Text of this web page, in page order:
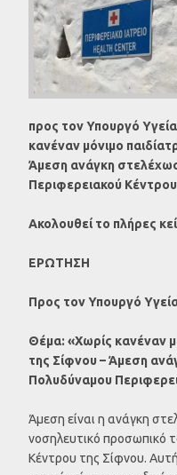
προς τον Υπουργό
κανέναν μόνιμο
Άμεση ανάγκη
Περιφερειακού
Ακολουθεί το πλήρες
ΕΡΩΤΗΣΗ
Προς τον Υπουργό
Θέμα: «Χωρίς κανέναν
της Σίφνου – Άμεση
Πολυδύναμου
Άμεση είναι η ανάγκη
νοσηλευτικό προσωπικό
Κέντρου της Σίφνου.